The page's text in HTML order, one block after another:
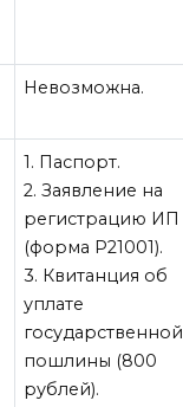
Невозможна.
1. Паспорт.
2. Заявление на
регистрацию ИП
(форма Р21001).
3. Квитанция об
уплате
государственной
пошлины (800
рублей).